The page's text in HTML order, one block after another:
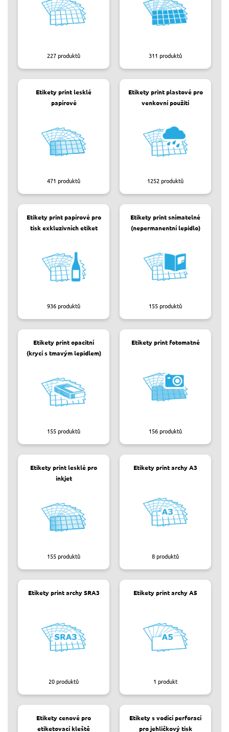
227produktů 311 produktů
Etikety print lesklé
papírové
471 produktů
Etikety print plastové pro
venkovní použití
1252 produktů
Etikety print papírové pro
tisk exkluzivních etiket
936produktů
Etikety print snímatelné
(nepermanentní lepidlo)
155produktů
Etikety print opacitní
(krycí s tmavým lepidlem)
155produktů
Etikety print fotomatné
156produktů
Etikety print lesklé pro
inkjet
155produktů
Etikety print archy A3
8produktů
Etikety print archy SRA3
20produktů
Etikety print archy A5
1 produkt
Etikety cenové pro
etiketovací kleště
Etikety s vodící perforací
pro jehličkový tisk